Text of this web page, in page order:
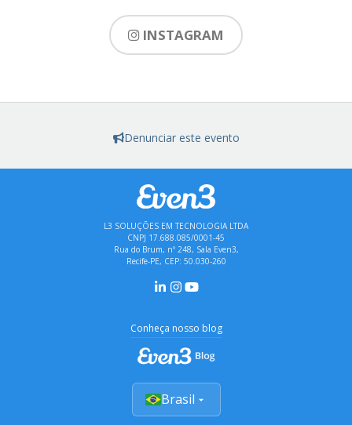
INSTAGRAM
Denunciar este evento
L3 SOLUÇÕES EM TECNOLOGIA LTDA
CNPJ 17.688.085/0001-45
Rua do Brum, nº 248, Sala Even3,
Recife-PE, CEP: 50.030-260
Conheça nosso blog
Brasil